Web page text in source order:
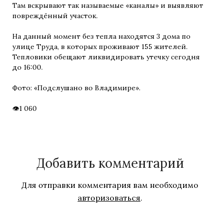
Там вскрывают так называемые «каналы» и выявляют
повреждённый участок.
На данный момент без тепла находятся 3 дома по
улице Труда, в которых проживают 155 жителей.
Тепловики обещают ликвидировать утечку сегодня
до 16:00.
Фото: «Подслушано во Владимире».
1 060
Добавить комментарий
Для отправки комментария вам необходимо
авторизоваться.